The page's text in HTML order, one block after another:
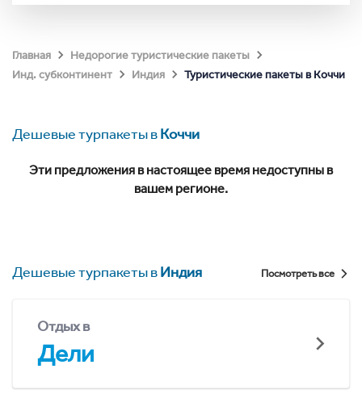
Главная
Недорогие туристические пакеты
Инд. субконтинент
Индия Туристические пакеты в Коччи
Дешевые турпакеты вКоччи
Эти предложения в настоящее время недоступны в
вашем регионе.
Дешевые турпакеты вИндия Посмотреть все
Отдых в
Дели